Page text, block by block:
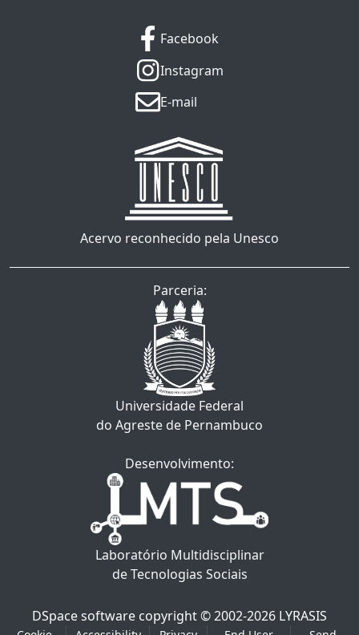
Facebook
Instagram
E-mail
Acervo reconhecido pela Unesco
Parceria:
Universidade Federal
do Agreste de Pernambuco
Desenvolvimento:
Laboratório Multidisciplinar
de Tecnologias Sociais
DSpace software copyright © 2002-2026 LYRASIS